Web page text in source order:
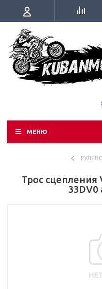
МЕНЮ
Трос сцепления
33DV0